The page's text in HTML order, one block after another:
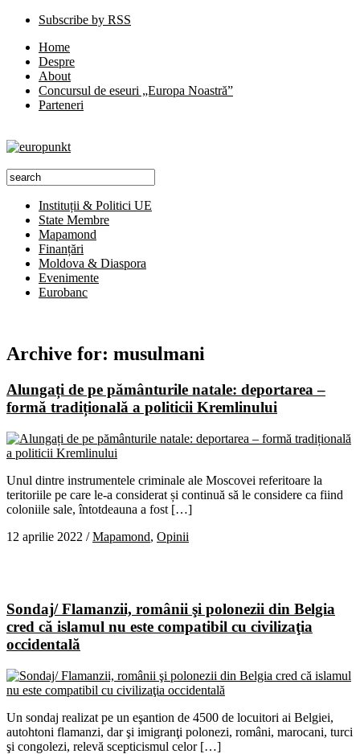
Subscribe by RSS
Home
Despre
About
Concursul de eseuri „Europa Noastră”
Parteneri
Instituții & Politici UE
State Membre
Mapamond
Finanțări
Moldova & Diaspora
Evenimente
Eurobanc
Archive for: musulmani
Alungați de pe pământurile natale: deportarea –
formă tradițională a politicii Kremlinului
Unul dintre instrumentele criminale ale Moscovei referitoare la
teritoriile pe care le-a considerat și continuă să le considere ca fiind
coloniile sale, întotdeauna a fost […]
12 aprilie 2022 /Mapamond, Opinii
Sondaj/ Flamanzii, românii şi polonezii din Belgia
cred că islamul nu este compatibil cu civilizaţia
occidentală
Un sondaj realizat pe un eşantion de 4500 de locuitori ai Belgiei,
autohtoni flamanzi, dar şi imigranţi polonezi, români, marocani, turci
şi congolezi, relevă scepticismul celor […]